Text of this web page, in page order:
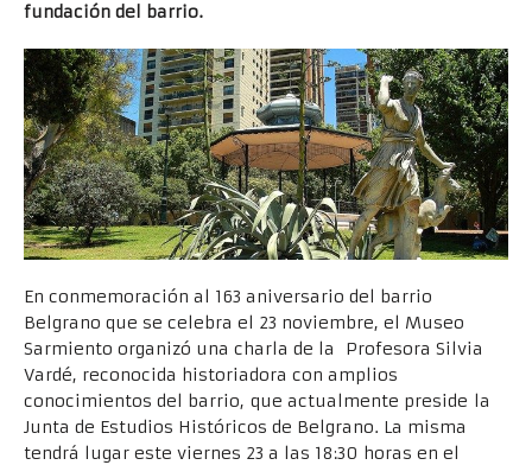
fundación del barrio.
En conmemoración al 163 aniversario del barrio
Belgrano que se celebra el 23 noviembre, el Museo
Sarmiento organizó una charla de la Profesora Silvia
Vardé, reconocida historiadora con amplios
conocimientos del barrio, que actualmente preside la
Junta de Estudios Históricos de Belgrano. La misma
tendrá lugar este viernes 23 a las 18:30 horas en el